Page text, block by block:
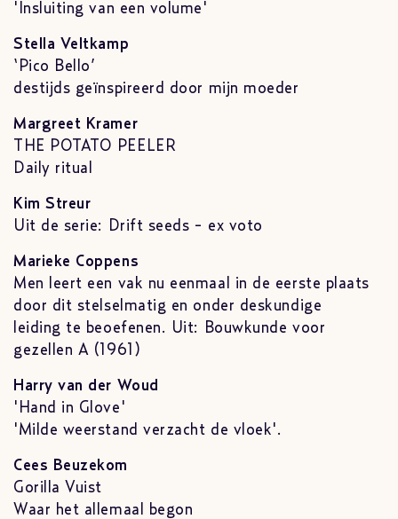
'Insluiting van een volume'
Stella Veltkamp
‘Pico Bello’
destijds geïnspireerd door mijn moeder
Margreet Kramer
THE POTATO PEELER
Daily ritual
Kim Streur
Uit de serie: Drift seeds - ex voto
Marieke Coppens
Men leert een vak nu eenmaal in de eerste plaats
door dit stelselmatig en onder deskundige
leiding te beoefenen. Uit: Bouwkunde voor
gezellen A (1961)
Harry van der Woud
'Hand in Glove'
'Milde weerstand verzacht de vloek'.
Cees Beuzekom
Gorilla Vuist
Waar het allemaal begon